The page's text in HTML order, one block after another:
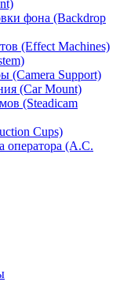
фона (Backdrop
(Effect Machines)
(Camera Support)
(Car Mount)
(Steadicam
Cups)
оператора (A.C.